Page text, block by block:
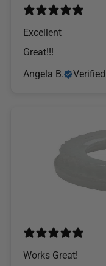
Excellent
Great!!!
Angela B.
Works Great!